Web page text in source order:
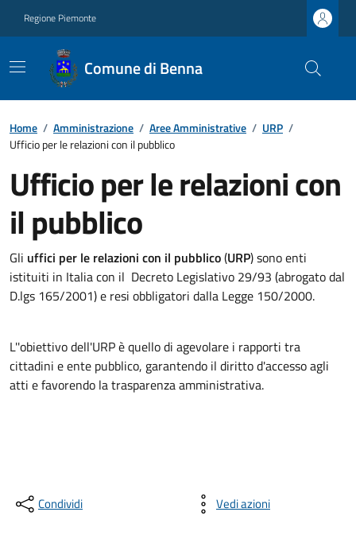
Regione Piemonte
Comune di Benna
Home / Amministrazione / Aree Amministrative / URP /
Ufficio per le relazioni con il pubblico
Ufficio per le relazioni con
il pubblico
Gli uffici per le relazioni con il pubblico(URP) sono enti
istituiti in Italia con il Decreto Legislativo 29/93 (abrogato dal
D.lgs 165/2001) e resi obbligatori dalla Legge 150/2000.
L''obiettivo dell'URP è quello di agevolare i rapporti tra
cittadini e ente pubblico, garantendo il diritto d'accesso agli
atti e favorendo la trasparenza amministrativa.
Condividi Vedi azioni